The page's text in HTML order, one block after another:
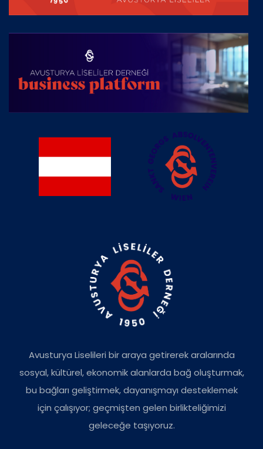
Avusturya Liselileri bir araya getirerek aralarında
sosyal, kültürel, ekonomik alanlarda bağ oluşturmak,
bu bağları geliştirmek, dayanışmayı desteklemek
için çalışıyor; geçmişten gelen birlikteliğimizi
geleceğe taşıyoruz.